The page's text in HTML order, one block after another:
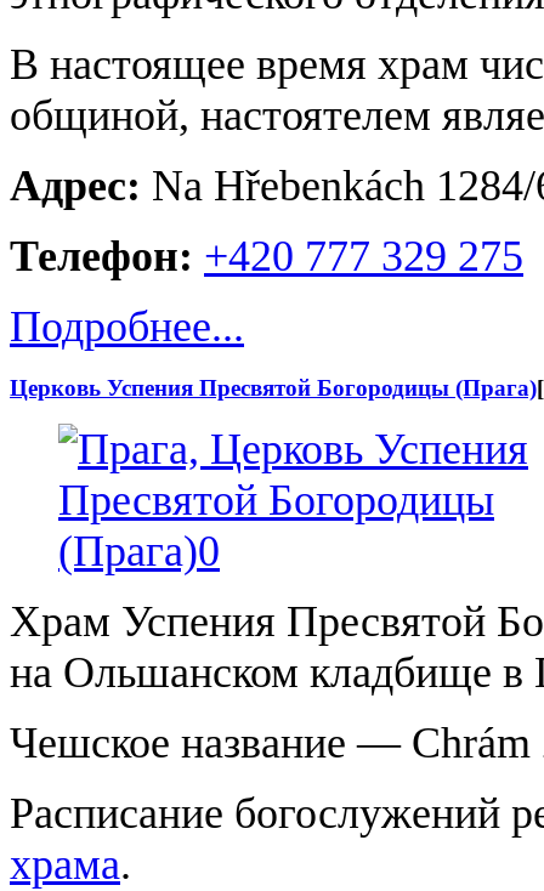
В настоящее время храм
общиной, настоятелем
Адрес: Na Hřebenkách
Телефон: +420 777 329 275
Подробнее...
Церковь Успения Пресвятой Богородицы (Прага)[
Храм Успения Пресвятой
на Ольшанском кладбище в
Чешское название — Chrám
Расписание богослужений
храма.